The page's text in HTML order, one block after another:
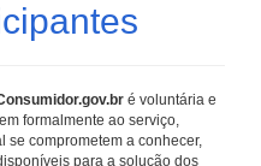
é voluntária e
formalmente ao serviço,
se comprometem a conhecer,
para a solução dos